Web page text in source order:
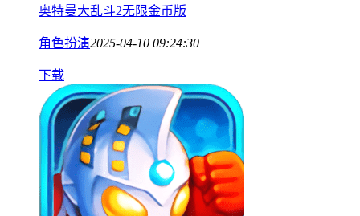
奥特曼大乱斗2无限金币版
角色扮演2025-04-10 09:24:30
下载